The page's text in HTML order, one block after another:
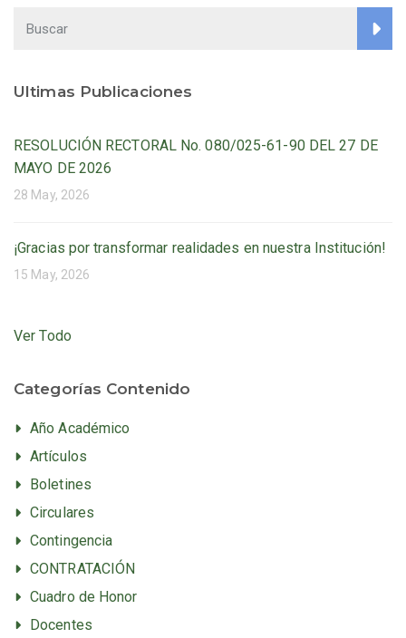
entradas
Ultimas Publicaciones
RESOLUCIÓN RECTORAL No. 080/025-61-90 DEL 27 DE
MAYO DE 2026
28 May, 2026
¡Gracias por transformar realidades en nuestra Institución!
15 May, 2026
Ver Todo
Categorías Contenido
Año Académico
Artículos
Boletines
Circulares
Contingencia
CONTRATACIÓN
Cuadro de Honor
Docentes